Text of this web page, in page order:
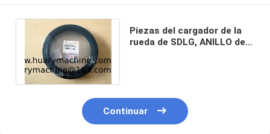
Piezas del cargador de la
rueda de SDLG, ANILLO de
Continuar